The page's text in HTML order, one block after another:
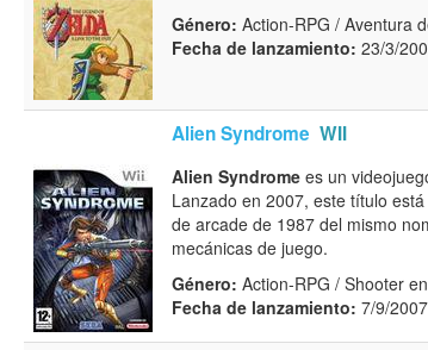
Género: Action-RPG / Aventura
Fecha de lanzamiento: 23/3/
Alien Syndrome WII
Alien Syndrome es un
Lanzado en 2007, este título
de arcade de 1987 del mismo
mecánicas de juego.
Género: Action-RPG / Shooter
Fecha de lanzamiento: 7/9/2007